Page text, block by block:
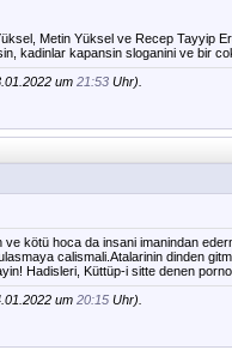
Metin Yüksel ve Recep Tayyip
kadinlar kapansin sloganini ve bir
um 21:53 Uhr).
kötü hoca da insani imanindan
calismali.Atalarinin dinden
Hadisleri, Küttüp-i sitte denen
um 20:15 Uhr).